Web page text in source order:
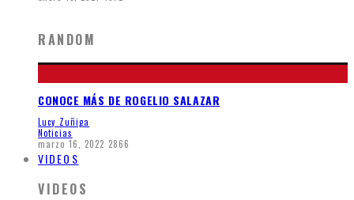
RANDOM
CONOCE MÁS DE ROGELIO SALAZAR
Lucy Zuñiga
Noticias
marzo 16, 2022 2866
VIDEOS
VIDEOS